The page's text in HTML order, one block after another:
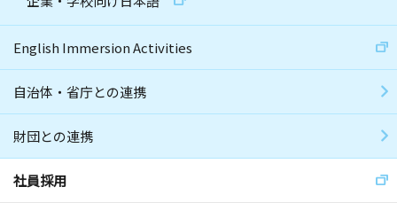
English Immersion Activities
自治体・省庁との連携
財団との連携
社員採用